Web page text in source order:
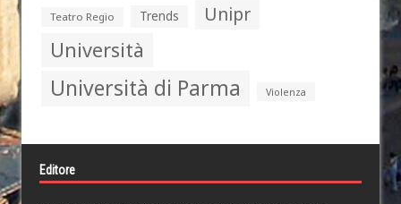
Teatro Regio Trends Unipr
Università
Università di Parma Violenza
Editore